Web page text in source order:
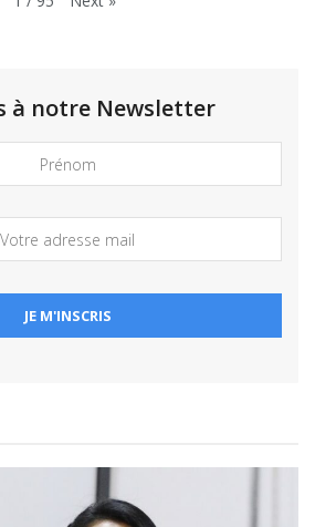
à notre Newsletter